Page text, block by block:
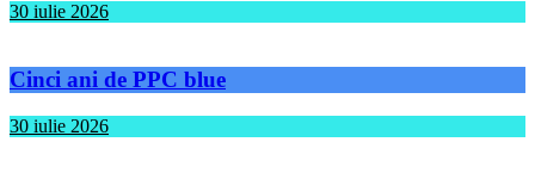
30 iulie 2026
Cinci ani de PPC blue
30 iulie 2026